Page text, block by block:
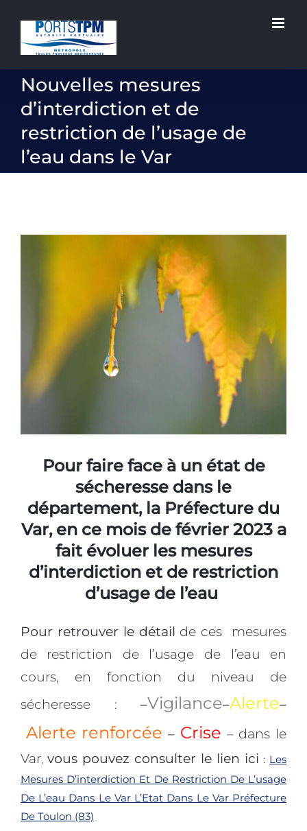
contenu
Nouvelles mesures
d’interdiction et de
restriction de l’usage de
l’eau dans le Var
Pour faire face à un état de
sécheresse dans le
département, la Préfecture du
Var, en ce mois de février 2023 a
fait évoluer les mesures
d’interdiction et de restriction
d’usage de l’eau
Pour retrouver le détail de ces
mesures
de restriction de l’usage de l’eau en
cours, en fonction du niveau de
sécheresse :–Vigilance–Alerte–
Alerte renforcée – Crise – dans le
Var, vous pouvez consulter le lien ici : Les
Mesures D’interdiction Et De Restriction De L’usage
De L’eau Dans Le Var L’Etat Dans Le Var Préfecture
De Toulon (83)